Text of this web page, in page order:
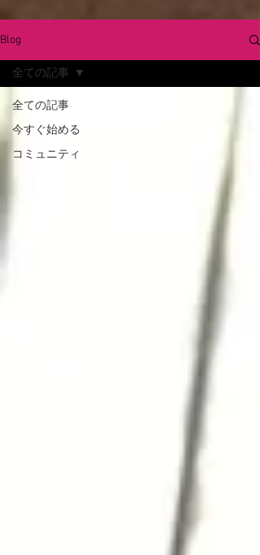
Blog
全ての記事
今すぐ始める
コミュニティ
全ての記事